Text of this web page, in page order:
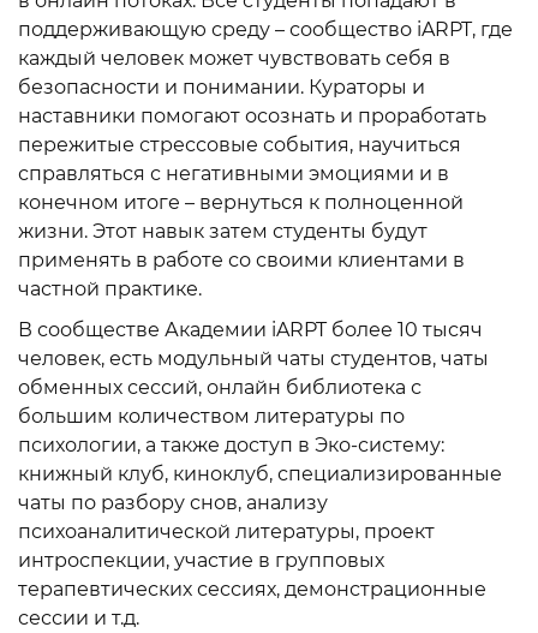
поддерживающую среду – сообщество iARPT, где
каждый человек может чувствовать себя в
безопасности и понимании. Кураторы и
наставники помогают осознать и проработать
пережитые стрессовые события, научиться
справляться с негативными эмоциями и в
конечном итоге – вернуться к полноценной
жизни. Этот навык затем студенты будут
применять в работе со своими клиентами в
частной практике.
В сообществе Академии iARPT более 10 тысяч
человек, есть модульный чаты студентов, чаты
обменных сессий, онлайн библиотека с
большим количеством литературы по
психологии, а также доступ в Эко-систему:
книжный клуб, киноклуб, специализированные
чаты по разбору снов, анализу
психоаналитической литературы, проект
интроспекции, участие в групповых
терапевтических сессиях, демонстрационные
сессии и т.д.